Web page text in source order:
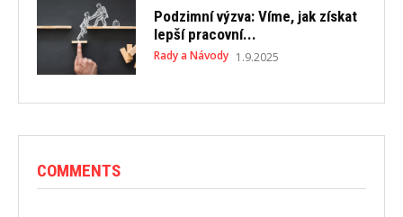
Podzimní výzva: Víme, jak získat
lepší pracovní...
Rady a Návody 1.9.2025
COMMENTS